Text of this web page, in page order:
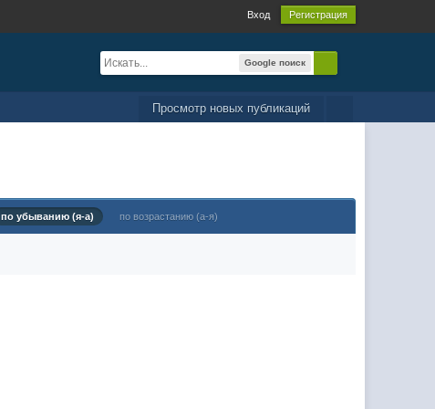
Вход Регистрация
Google поиск
Просмотр новых публикаций
по убыванию (я-а) по возрастанию (а-я)